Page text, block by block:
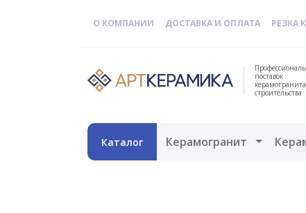
О КОМПАНИИ ДОСТАВКА И ОПЛАТА РЕЗКА
поставок
строительства
Каталог Керамогранит